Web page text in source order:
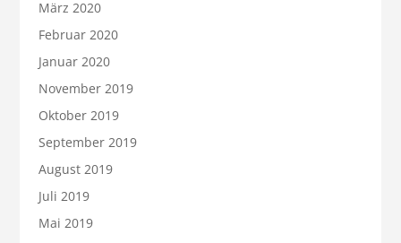
März 2020
Februar 2020
Januar 2020
November 2019
Oktober 2019
September 2019
August 2019
Juli 2019
Mai 2019